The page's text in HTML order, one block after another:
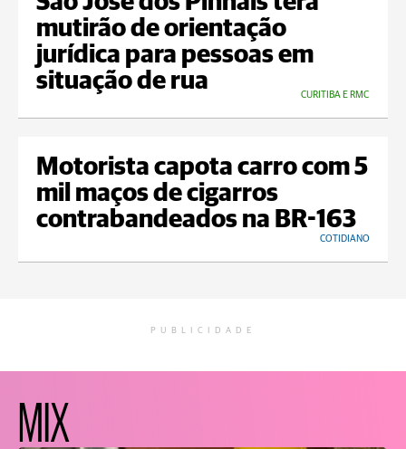
mutirão de orientação
jurídica para pessoas em
situação de rua
CURITIBA E RMC
Motorista capota carro com 5
mil maços de cigarros
contrabandeados na BR-163
COTIDIANO
PUBLICIDADE
MIX